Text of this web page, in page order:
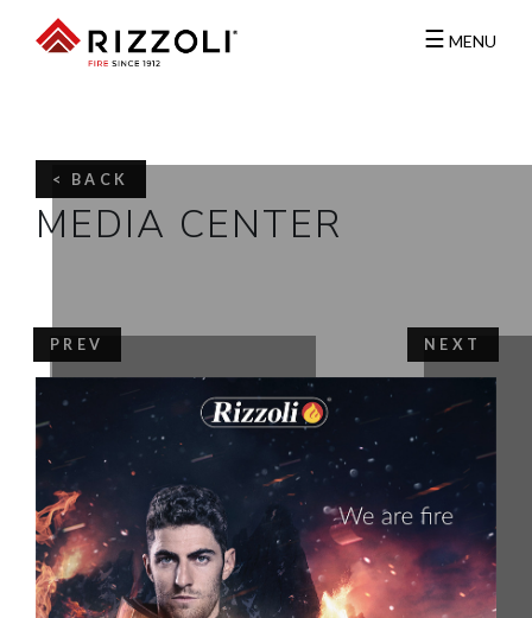
☰ MENU
< BACK
MEDIA CENTER
PREV NEXT